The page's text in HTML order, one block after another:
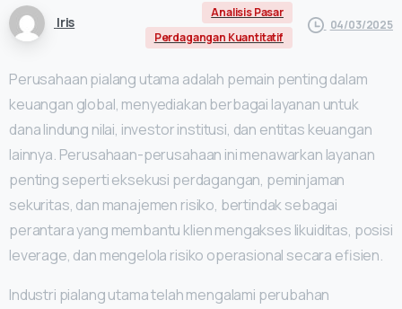
Iris
Analisis Pasar
Perdagangan Kuantitatif
04/03/2025
Perusahaan pialang utama adalah pemain penting dalam
keuangan global, menyediakan berbagai layanan untuk
dana lindung nilai, investor institusi, dan entitas keuangan
lainnya. Perusahaan-perusahaan ini menawarkan layanan
penting seperti eksekusi perdagangan, peminjaman
sekuritas, dan manajemen risiko, bertindak sebagai
perantara yang membantu klien mengakses likuiditas, posisi
leverage, dan mengelola risiko operasional secara efisien.
Industri pialang utama telah mengalami perubahan